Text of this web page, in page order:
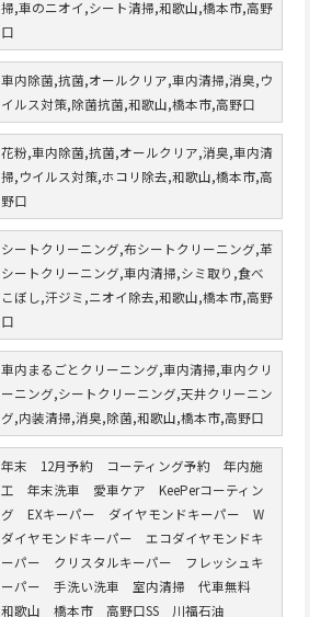
掃,車のニオイ,シート清掃,和歌山,橋本市,高野
口
車内除菌,抗菌,オールクリア,車内清掃,消臭,ウ
イルス対策,除菌抗菌,和歌山,橋本市,高野口
花粉,車内除菌,抗菌,オールクリア,消臭,車内清
掃,ウイルス対策,ホコリ除去,和歌山,橋本市,高
野口
シートクリーニング,布シートクリーニング,革
シートクリーニング,車内清掃,シミ取り,食べ
こぼし,汗ジミ,ニオイ除去,和歌山,橋本市,高野
口
車内まるごとクリーニング,車内清掃,車内クリ
ーニング,シートクリーニング,天井クリーニン
グ,内装清掃,消臭,除菌,和歌山,橋本市,高野口
年末 12月予約 コーティング予約 年内施
工 年末洗車 愛車ケア KeePerコーティン
グ EXキーパー ダイヤモンドキーパー W
ダイヤモンドキーパー エコダイヤモンドキ
ーパー クリスタルキーパー フレッシュキ
ーパー 手洗い洗車 室内清掃 代車無料
和歌山 橋本市 高野口SS 川福石油